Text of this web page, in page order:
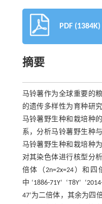
PDF (1384K)
摘要
马铃薯作为全球重要的
的遗传多样性为育种研
马铃薯野生种和栽培种
系，分析马铃薯野生种
马铃薯野生种和栽培种
对其染色体进行核型分
倍体（2n=2x=24）和四
中‘1886-71Y’ ‘T8Y’
47’为二倍体，其余为四